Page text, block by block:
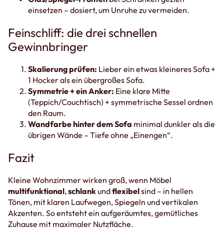
einsetzen – dosiert, um Unruhe zu vermeiden.
Feinschliff: die drei schnellen
Gewinnbringer
Skalierung prüfen: Lieber ein etwas kleineres Sofa +
1 Hocker als ein übergroßes Sofa.
Symmetrie + ein Anker: Eine klare Mitte
(Teppich/Couchtisch) + symmetrische Sessel ordnen
den Raum.
Wandfarbe hinter dem Sofa minimal dunkler als die
übrigen Wände – Tiefe ohne „Einengen“.
Fazit
Kleine Wohnzimmer wirken groß, wenn Möbel
multifunktional,schlankundflexibelsind – in hellen
Tönen, mit klaren Laufwegen, Spiegeln und vertikalen
Akzenten. So entsteht ein aufgeräumtes, gemütliches
Zuhause mit maximaler Nutzfläche.